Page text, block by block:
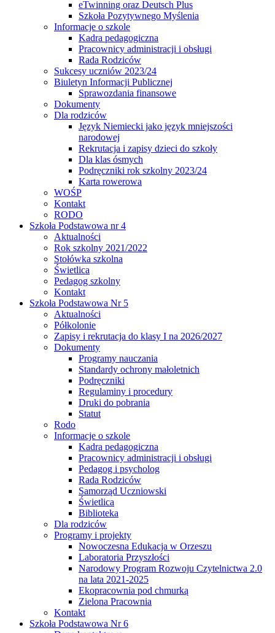
eTwinning oraz Deutsch Plus
Szkoła Pozytywnego Myślenia
Informacje o szkole
Kadra pedagogiczna
Pracownicy administracji i obsługi
Rada Rodziców
Sukcesy uczniów 2023/24
Biuletyn Informacji Publicznej
Sprawozdania finansowe
Dokumenty
Dla rodziców
Język Niemiecki jako język mniejszości
narodowej
Rekrutacja i zapisy dzieci do szkoły
Dla klas ósmych
Podręczniki rok szkolny 2023/24
Karta rowerowa
WOŚP
Kontakt
RODO
Szkoła Podstawowa nr 4
Aktualności
Rok szkolny 2021/2022
Stołówka szkolna
Świetlica
Pedagog szkolny
Kontakt
Szkoła Podstawowa Nr 5
Aktualności
Półkolonie
Zapisy i rekrutacja do klasy I na 2026/2027
Dokumenty
Programy nauczania
Standardy ochrony małoletnich
Podręczniki
Regulaminy i procedury
Druki do pobrania
Statut
Rodo
Informacje o szkole
Kadra pedagogiczna
Pracownicy administracji i obsługi
Pedagog i psycholog
Rada Rodziców
Samorząd Uczniowski
Świetlica
Biblioteka
Dla rodziców
Programy i projekty
Nowoczesna Edukacja w Orzeszu
Laboratoria Przyszłości
Narodowy Program Rozwoju Czytelnictwa 2.0
na lata 2021-2025
Ekopracownia pod chmurką
Zielona Pracownia
Kontakt
Szkoła Podstawowa Nr 6